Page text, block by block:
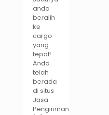
anda
beralih
ke
cargo
yang
tepat!
Anda
telah
berada
di situs
Jasa
Pengiriman